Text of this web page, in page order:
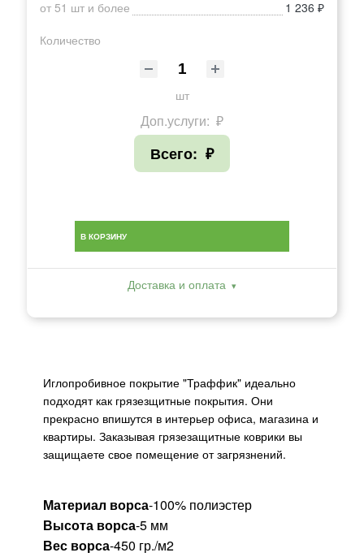
от 51 шт и более
1 236 ₽
Количество
шт
Доп.услуги: ₽
Всего: ₽
В КОРЗИНУ
Доставка и оплата
Иглопробивное покрытие "Траффик" идеально
подходят как грязезщитные покрытия. Они
прекрасно впишутся в интерьер офиса, магазина и
квартиры. Заказывая грязезащитные коврики вы
защищаете свое помещение от загрязнений.
Материал ворса-100% полиэстер
Высота ворса-5 мм
Вес ворса-450 гр./м2